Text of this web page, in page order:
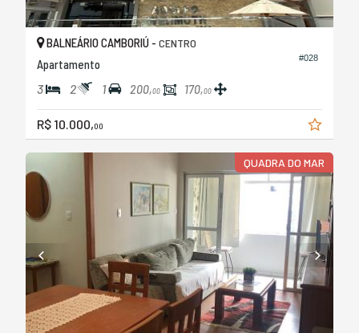
#028
BALNEÁRIO CAMBORIÚ - CENTRO
Apartamento
3 2 1 200,00 170,00
R$ 10.000,00
QUADRA DO MAR